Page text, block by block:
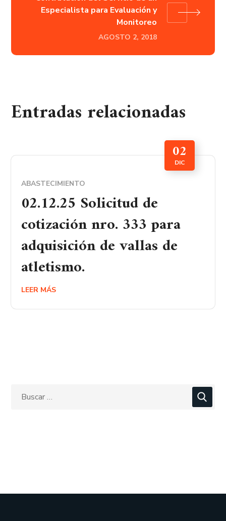
Especialista para Evaluación y
Monitoreo
AGOSTO 2, 2018
Entradas relacionadas
02
DIC
ABASTECIMIENTO
02.12.25 Solicitud de
cotización nro. 333 para
adquisición de vallas de
atletismo.
LEER MÁS